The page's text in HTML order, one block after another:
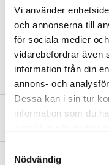
Vi använder
och annonserna till
för sociala medier
vidarebefordrar även
information från din
annons- och
Dessa kan i sin tur
information som du
Nödvändig
Material
Material
About the